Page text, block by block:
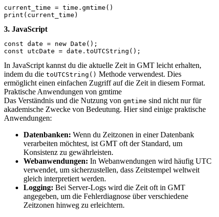
current_time = time.gmtime()
3. JavaScript
const date = new Date();
In JavaScript kannst du die aktuelle Zeit in GMT leicht erhalten,
indem du die toUTCString() Methode verwendest. Dies
ermöglicht einen einfachen Zugriff auf die Zeit in diesem Format.
Praktische Anwendungen von gmtime
Das Verständnis und die Nutzung von gmtime sind nicht nur für
akademische Zwecke von Bedeutung. Hier sind einige praktische
Anwendungen:
Datenbanken: Wenn du Zeitzonen in einer Datenbank
verarbeiten möchtest, ist GMT oft der Standard, um
Konsistenz zu gewährleisten.
Webanwendungen: In Webanwendungen wird häufig UTC
verwendet, um sicherzustellen, dass Zeitstempel weltweit
gleich interpretiert werden.
Logging: Bei Server-Logs wird die Zeit oft in GMT
angegeben, um die Fehlerdiagnose über verschiedene
Zeitzonen hinweg zu erleichtern.